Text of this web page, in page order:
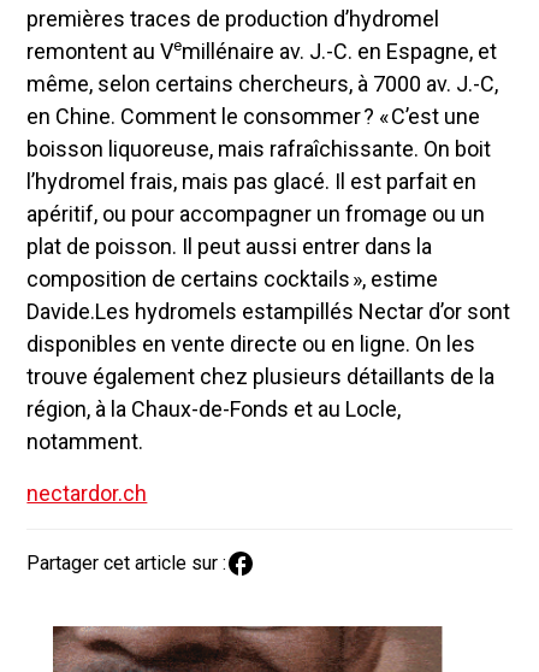
premières traces de production d’hydromel
remontent au Vemillénaire av. J.-C. en Espagne, et
même, selon certains chercheurs, à 7000 av. J.-C,
en Chine. Comment le consommer ? « C’est une
boisson liquoreuse, mais rafraîchissante. On boit
l’hydromel frais, mais pas glacé. Il est parfait en
apéritif, ou pour accompagner un fromage ou un
plat de poisson. Il peut aussi entrer dans la
composition de certains cocktails », estime
Davide.Les hydromels estampillés Nectar d’or sont
disponibles en vente directe ou en ligne. On les
trouve également chez plusieurs détaillants de la
région, à la Chaux-de-Fonds et au Locle,
notamment.
nectardor.ch
Partager cet article sur :